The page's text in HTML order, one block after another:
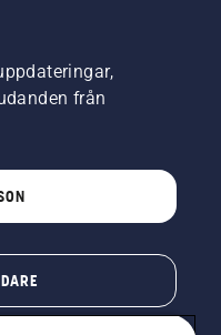
från